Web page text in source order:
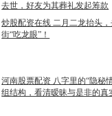
去世，好友为其葬礼发起筹款
炒股配资在线 二月二龙抬头
街“吃龙眼”！
河南股票配资 八字里的“隐秘
组结构，看清暧昧与是非的真